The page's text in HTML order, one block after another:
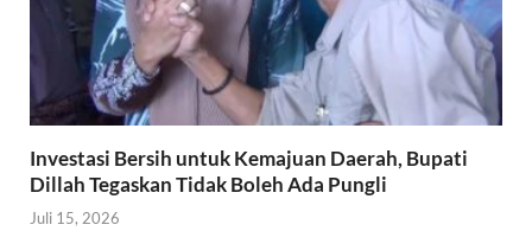
Investasi Bersih untuk Kemajuan Daerah, Bupati
Dillah Tegaskan Tidak Boleh Ada Pungli
Juli 15, 2026